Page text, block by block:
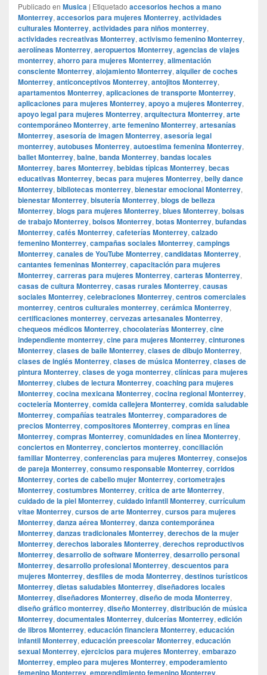
Publicado en Musica | Etiquetado accesorios hechos a mano
Monterrey, accesorios para mujeres Monterrey, actividades
culturales Monterrey, actividades para niños monterrey,
actividades recreativas Monterrey, activismo femenino Monterrey,
aerolíneas Monterrey, aeropuertos Monterrey, agencias de viajes
monterrey, ahorro para mujeres Monterrey, alimentación
consciente Monterrey, alojamiento Monterrey, alquiler de coches
Monterrey, anticonceptivos Monterrey, antojitos Monterrey,
apartamentos Monterrey, aplicaciones de transporte Monterrey,
aplicaciones para mujeres Monterrey, apoyo a mujeres Monterrey,
apoyo legal para mujeres Monterrey, arquitectura Monterrey, arte
contemporáneo Monterrey, arte femenino Monterrey, artesanías
Monterrey, asesoría de imagen Monterrey, asesoría legal
monterrey, autobuses Monterrey, autoestima femenina Monterrey,
ballet Monterrey, balne, banda Monterrey, bandas locales
Monterrey, bares Monterrey, bebidas típicas Monterrey, becas
educativas Monterrey, becas para mujeres Monterrey, belly dance
Monterrey, bibliotecas monterrey, bienestar emocional Monterrey,
bienestar Monterrey, bisutería Monterrey, blogs de belleza
Monterrey, blogs para mujeres Monterrey, blues Monterrey, bolsas
de trabajo Monterrey, bolsos Monterrey, botas Monterrey, bufandas
Monterrey, cafés Monterrey, cafeterías Monterrey, calzado
femenino Monterrey, campañas sociales Monterrey, campings
Monterrey, canales de YouTube Monterrey, candidatas Monterrey,
cantantes femeninas Monterrey, capacitación para mujeres
Monterrey, carreras para mujeres Monterrey, carteras Monterrey,
casas de cultura Monterrey, casas rurales Monterrey, causas
sociales Monterrey, celebraciones Monterrey, centros comerciales
monterrey, centros culturales monterrey, cerámica Monterrey,
certificaciones monterrey, cervezas artesanales Monterrey,
chequeos médicos Monterrey, chocolaterías Monterrey, cine
independiente monterrey, cine para mujeres Monterrey, cinturones
Monterrey, clases de baile Monterrey, clases de dibujo Monterrey,
clases de inglés Monterrey, clases de música Monterrey, clases de
pintura Monterrey, clases de yoga monterrey, clínicas para mujeres
Monterrey, clubes de lectura Monterrey, coaching para mujeres
Monterrey, cocina mexicana Monterrey, cocina regional Monterrey,
coctelería Monterrey, comida callejera Monterrey, comida saludable
Monterrey, compañías teatrales Monterrey, comparadores de
precios Monterrey, compositores Monterrey, compras en línea
Monterrey, compras Monterrey, comunidades en línea Monterrey,
conciertos en Monterrey, conciertos monterrey, conciliación
familiar Monterrey, conferencias para mujeres Monterrey, consejos
de pareja Monterrey, consumo responsable Monterrey, corridos
Monterrey, cortes de cabello mujer Monterrey, cortometrajes
Monterrey, costumbres Monterrey, crítica de arte Monterrey,
cuidado de la piel Monterrey, cuidado infantil Monterrey, currículum
vitae Monterrey, cursos de arte Monterrey, cursos para mujeres
Monterrey, danza aérea Monterrey, danza contemporánea
Monterrey, danzas tradicionales Monterrey, derechos de la mujer
Monterrey, derechos laborales Monterrey, derechos reproductivos
Monterrey, desarrollo de software Monterrey, desarrollo personal
Monterrey, desarrollo profesional Monterrey, descuentos para
mujeres Monterrey, desfiles de moda Monterrey, destinos turísticos
Monterrey, dietas saludables Monterrey, diseñadores locales
Monterrey, diseñadores Monterrey, diseño de moda Monterrey,
diseño gráfico monterrey, diseño Monterrey, distribución de música
Monterrey, documentales Monterrey, dulcerías Monterrey, edición
de libros Monterrey, educación financiera Monterrey, educación
infantil Monterrey, educación preescolar Monterrey, educación
sexual Monterrey, ejercicios para mujeres Monterrey, embarazo
Monterrey, empleo para mujeres Monterrey, empoderamiento
femenino Monterrey, emprendimiento femenino Monterrey,